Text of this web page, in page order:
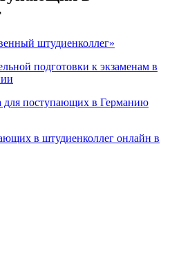
штудиенколлег»
подготовки к экзаменам в
для поступающих в Германию
в штудиенколлег онлайн в